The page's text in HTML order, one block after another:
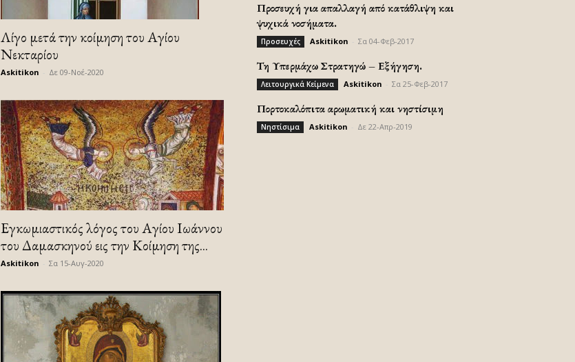
Λίγο μετά την κοίμηση του Αγίου
Νεκταρίου
Askitikon Δε 09-Νοέ-2020
Εγκωμιαστικός λόγος του Αγίου Ιωάννου
του Δαμασκηνού εις την Κοίμηση της...
Askitikon Σα 15-Αυγ-2020
Προσευχή για απαλλαγή από κατάθλιψη και
ψυχικά νοσήματα.
Προσευχές Askitikon Σα 04-Φεβ-2017
Τη Υπερμάχω Στρατηγώ – Εξήγηση.
Λειτουργικά Κείμενα Askitikon Σα 25-Φεβ-2017
Πορτοκαλόπιτα αρωματική και νηστίσιμη
Νηστίσιμα Askitikon Δε 22-Απρ-2019